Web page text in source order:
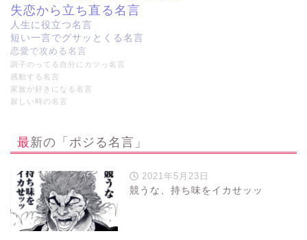
失恋から立ち直る名言
人生に役立つ名言
短い一言でグサッとくる名言
恋愛で攻める名言
調子のってる自分にカツっ名言
感動する名言
家族が好きになる名言
寂しい時の名言
最新の「ポジる名言」
2021年5月23日
競うな、持ち味をイカせッッ